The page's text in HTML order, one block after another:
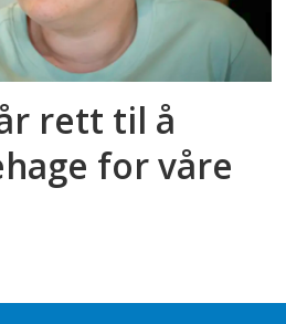
rett til å
for våre